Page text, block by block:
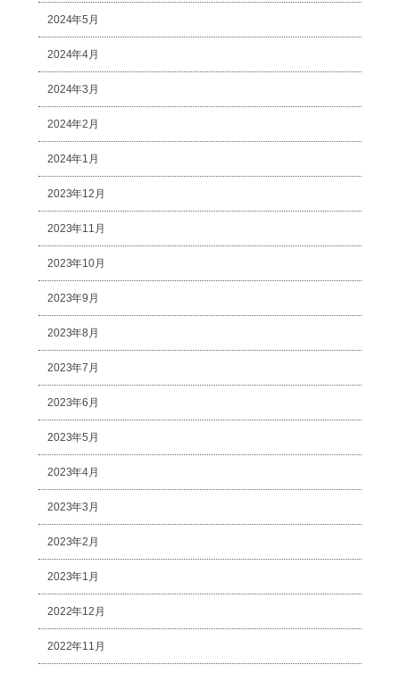
2024年5月
2024年4月
2024年3月
2024年2月
2024年1月
2023年12月
2023年11月
2023年10月
2023年9月
2023年8月
2023年7月
2023年6月
2023年5月
2023年4月
2023年3月
2023年2月
2023年1月
2022年12月
2022年11月